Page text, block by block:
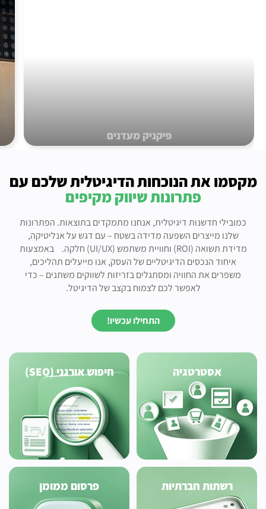
פיקניק מעדנים
מקסמו את הנוכחות הדיגיטלית שלכם עם
פתרונות שיווק מקיפים
כמובילי חדשנות דיגיטלית, אנחנו מתמקדים בתוצאות. הפתרונות
שלנו מייצרים השפעה מדידה בשטח – עם דגש על אנליטיקה,
מדידת תשואה (ROI) וחוויית משתמש (UI/UX) חלקה. באמצעות
איחוד הנכסים הדיגיטליים של העסק, אנו מייעלים תהליכים,
משפרים את החוויה ומסתגלים בזריזות לשווקים משתנים – כדי
לאפשר לכם לצמוח בקצב של הדיגיטל.
התחילו עכשיו!
אסטרטגיה חיפוש אורגני (SEO)
רשתות חברתיות פרסום ממומן